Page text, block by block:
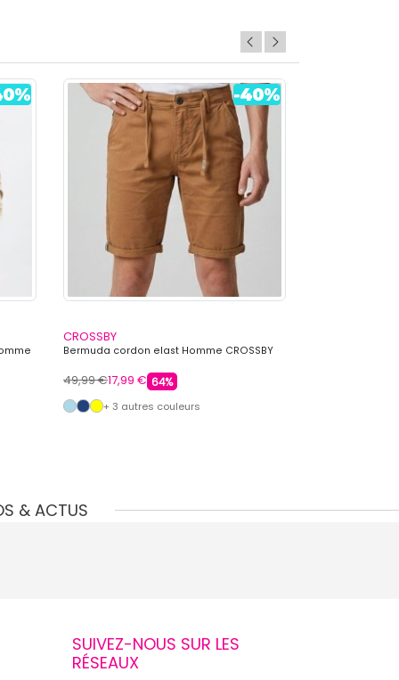
CROSSBY
Bermuda cordon elast Homme CROSSBY
49,99 €17,99 € 64%
+ 3 autres couleurs
& ACTUS
SUIVEZ-NOUS SUR LES
RÉSEAUX